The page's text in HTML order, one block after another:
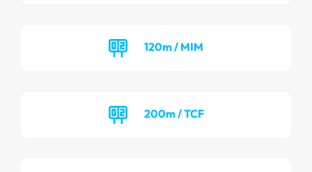
120m / MIM
200m / TCF